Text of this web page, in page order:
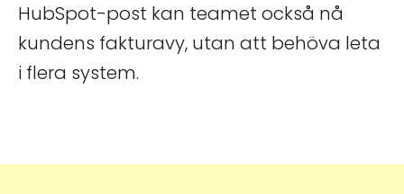
HubSpot-post kan teamet också nå
kundens fakturavy, utan att behöva leta
i flera system.